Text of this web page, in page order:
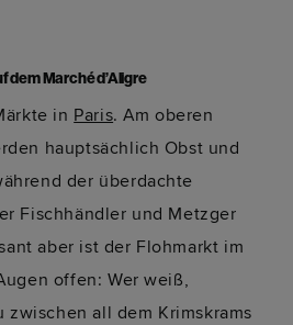
dem Marché d’Aligre
in Paris. Am oberen
hauptsächlich Obst und
der überdachte
Fischhändler und Metzger
aber ist der Flohmarkt im
offen: Wer weiß,
all dem Krimskrams